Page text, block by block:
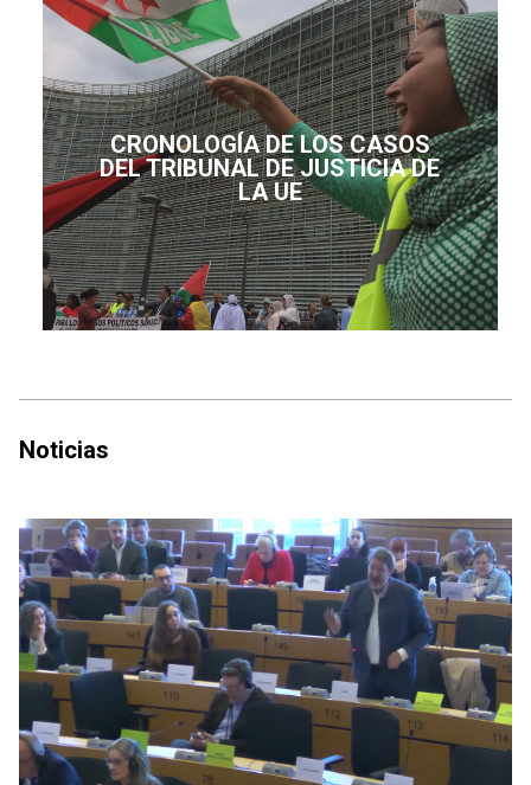
CRONOLOGÍA DE LOS CASOS
DEL TRIBUNAL DE JUSTICIA DE
LA UE
Noticias